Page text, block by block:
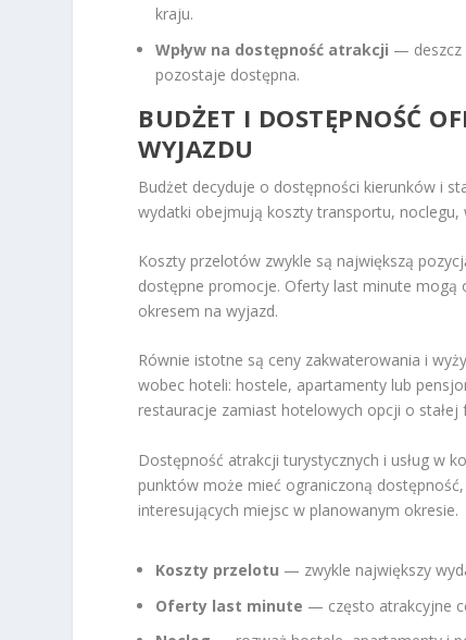
kraju.
Wpływ na dostępność atrakcji — deszcz
pozostaje dostępna.
BUDŻET I DOSTĘPNOŚĆ
WYJAZDU
Budżet decyduje o dostępności kierunków i
wydatki obejmują koszty transportu,
Koszty przelotów zwykle są największą
dostępne promocje. Oferty last minute mogą
okresem na wyjazd.
Równie istotne są ceny zakwaterowania i
wobec hoteli: hostele, apartamenty lub
restauracje zamiast hotelowych opcji o stałej
Dostępność atrakcji turystycznych i usług w
punktów może mieć ograniczoną
interesujących miejsc w planowanym okresie.
Koszty przelotu — zwykle największy
Oferty last minute — często atrakcyjne